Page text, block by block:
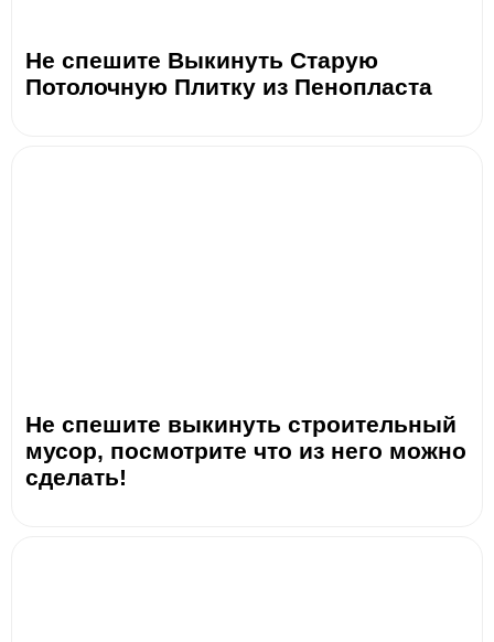
Не спешите Выкинуть Старую
Потолочную Плитку из Пенопласта
Не спешите выкинуть строительный
мусор, посмотрите что из него можно
сделать!